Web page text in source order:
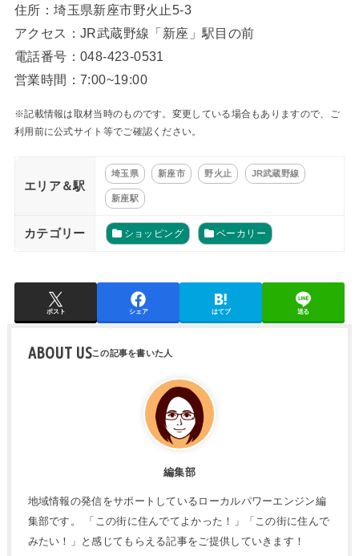
住所：埼玉県新座市野火止5-3
アクセス：JR武蔵野線「新座」駅目の前
電話番号：048-423-0531
営業時間：7:00~19:00
※記載情報は取材当時のものです。変更している場合もありますので、ご
利用前に公式サイト等でご確認ください。
エリア＆駅
埼玉県 新座市 野火止 JR武蔵野線
新座駅
カテゴリー ショッピング ベーカリー
ポスト シェア はてブ 送る
ABOUT US
編集部
地域情報の発信をサポートしているローカルパワーエンジン編
集部です。 「この街に住んでてよかった！」「この街に住んで
みたい！」と感じてもらえる記事をご提供していきます！